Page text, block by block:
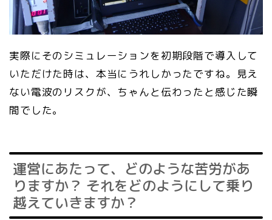
実際にそのシミュレーションを初期段階で導入して
いただけた時は、本当にうれしかったですね。見え
ない電波のリスクが、ちゃんと伝わったと感じた瞬
間でした。
運営にあたって、どのような苦労があ
りますか？ それをどのようにして乗り
越えていきますか？